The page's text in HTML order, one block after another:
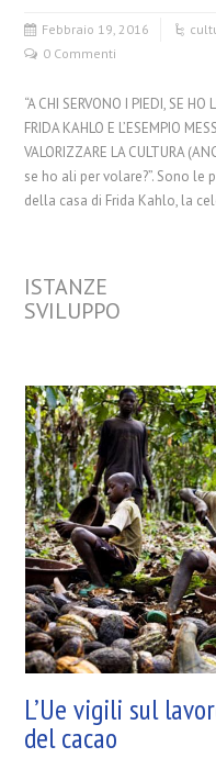
Febbraio 19, 2016
0 Commenti
“A CHI SERVONO I PIEDI, SE HO
FRIDA KAHLO E L’ESEMPIO
VALORIZZARE LA CULTURA
se ho ali per volare?”. Sono le
della casa di Frida Kahlo, la
ISTANZE
SVILUPPO
L’Ue vigili sul
del cacao